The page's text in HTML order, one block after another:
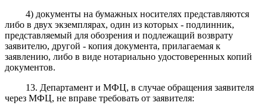
4) документы на бумажных носителях представляются
либо в двух экземплярах, один из которых - подлинник,
представляемый для обозрения и подлежащий возврату
заявителю, другой - копия документа, прилагаемая к
заявлению, либо в виде нотариально удостоверенных копий
документов.
13. Департамент и МФЦ, в случае обращения заявителя
через МФЦ, не вправе требовать от заявителя: